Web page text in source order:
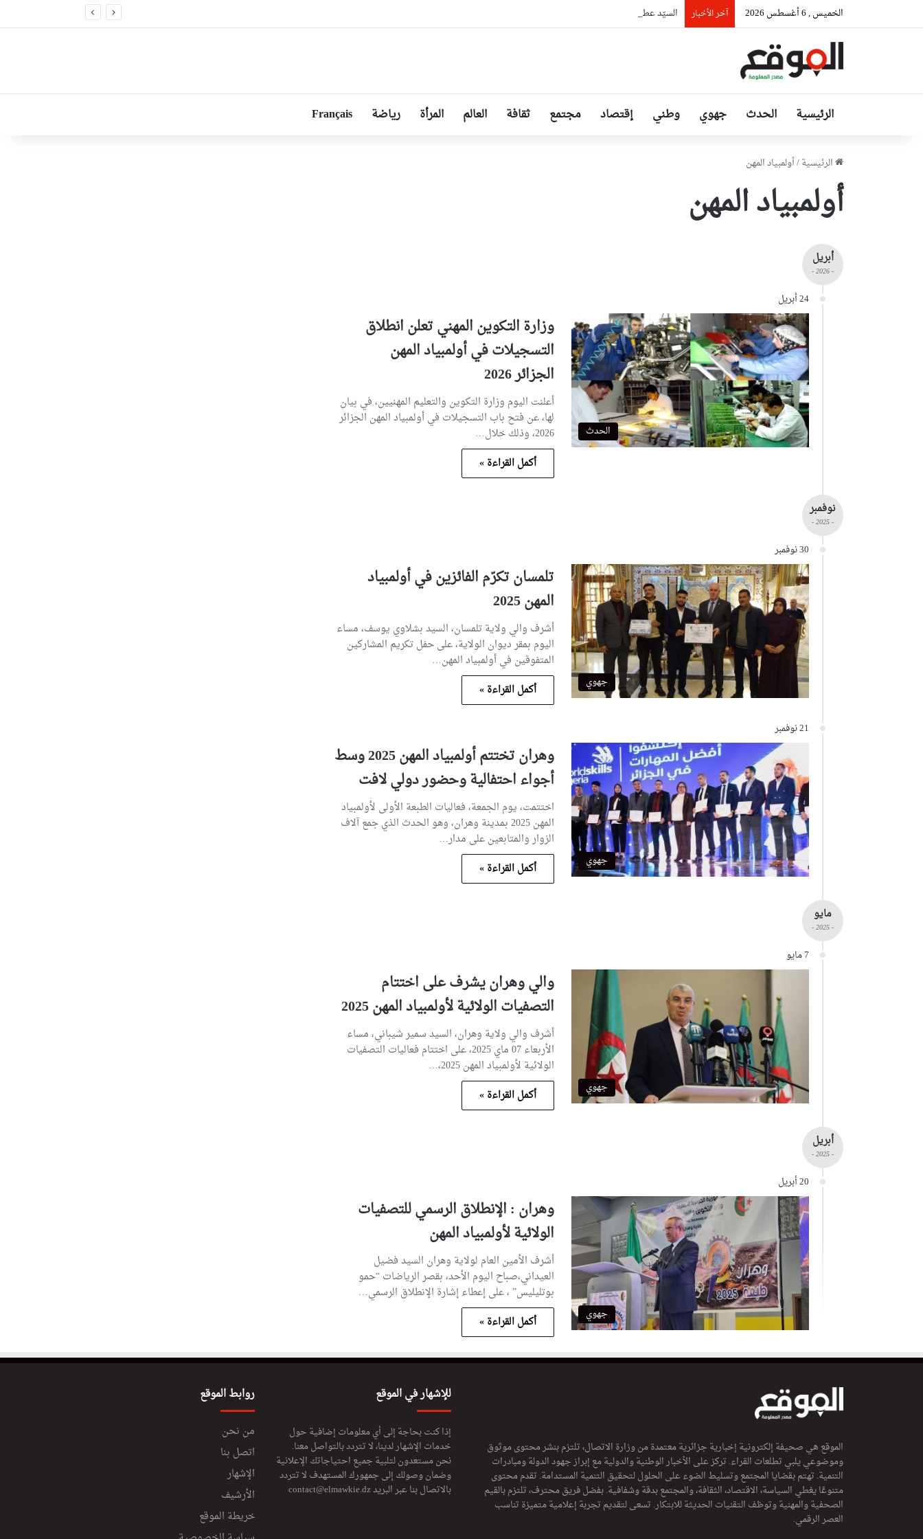
الخميس , 6 أغسطس 2026 آخر الأخبار السيّد عطاف يستقبل من طرف رئيسة مجلس الجمهورية للجمعية الوطنية البيلاروسية
الرئيسية الحدث جهوي وطني إقتصاد مجتمع ثقافة العالم المرأة رياضة Français
الرئيسية/أولمبياد المهن
أولمبياد المهن
أبريل
- 2026 -
24 أبريل
الحدث
وزارة التكوين المهني تعلن انطلاق
التسجيلات في أولمبياد المهن
الجزائر 2026
أعلنت اليوم وزارة التكوين والتعليم المهنيين، في بيان
لها، عن فتح باب التسجيلات في أولمبياد المهن الجزائر
2026، وذلك خلال…
أكمل القراءة »
نوفمبر
- 2025 -
30 نوفمبر
جهوي
تلمسان تكرّم الفائزين في أولمبياد
المهن 2025
أشرف والي ولاية تلمسان، السيد بشلاوي يوسف، مساء
اليوم بمقر ديوان الولاية، على حفل تكريم المشاركين
المتفوقين في أولمبياد المهن…
أكمل القراءة »
21 نوفمبر
جهوي
وهران تختتم أولمبياد المهن 2025 وسط
أجواء احتفالية وحضور دولي لافت
اختتمت، يوم الجمعة، فعاليات الطبعة الأولى لأولمبياد
المهن 2025 بمدينة وهران، وهو الحدث الذي جمع آلاف
الزوار والمتابعين على مدار…
أكمل القراءة »
مايو
- 2025 -
7 مايو
جهوي
والي وهران يشرف على اختتام
التصفيات الولائية لأولمبياد المهن 2025
أشرف والي ولاية وهران، السيد سمير شيباني، مساء
الأربعاء 07 ماي 2025، على اختتام فعاليات التصفيات
الولائية لأولمبياد المهن 2025،…
أكمل القراءة »
أبريل
- 2025 -
20 أبريل
جهوي
وهران : الإنطلاق الرسمي للتصفيات
الولائية لأولمبياد المهن
أشرف الأمين العام لولاية وهران السيد فضيل
العيداني،صباح اليوم الأحد، بقصر الرياضات “حمو
بوتليليس” ، على إعطاء إشارة الإنطلاق الرسمي…
أكمل القراءة »
الموقع هي صحيفة إلكترونية إخبارية جزائرية معتمدة من وزارة الاتصال، تلتزم بنشر محتوى موثوق
وموضوعي يلبي تطلعات القراء. تركز على الأخبار الوطنية والدولية مع إبراز جهود الدولة ومبادرات
التنمية. تهتم بقضايا المجتمع وتسليط الضوء على الحلول لتحقيق التنمية المستدامة. تقدم محتوى
متنوعًا يغطي السياسة، الاقتصاد، الثقافة، والمجتمع بدقة وشفافية. بفضل فريق محترف، تلتزم بالقيم
الصحفية والمهنية وتوظف التقنيات الحديثة للابتكار. تسعى لتقديم تجربة إعلامية متميزة تناسب
العصر الرقمي.
للإشهار في الموقع
إذا كنت بحاجة إلى أي معلومات إضافية حول
خدمات الإشهار لدينا، لا تتردد بالتواصل معنا.
نحن مستعدون لتلبية جميع احتياجاتك الإعلانية
وضمان وصولك إلى جمهورك المستهدف لا تتردد
بالاتصال بنا عبر البريدcontact@elmawkie.dz
روابط الموقع
من نحن
اتصل بنا
الإشهار
الأرشيف
خريطة الموقع